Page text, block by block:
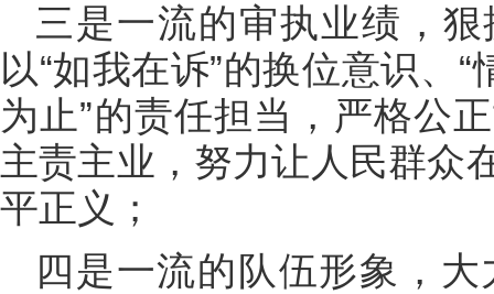
三是一流的审执业绩，
以“如我在诉”的换位意识、
为止”的责任担当，严格公
主责主业，努力让人民群众
平正义；
四是一流的队伍形象，大